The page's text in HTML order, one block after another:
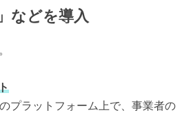
などを導入
プラットフォーム上で、事業者の